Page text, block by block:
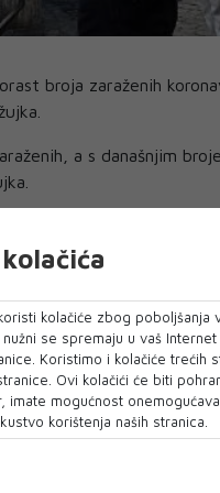
broja zaraženih
a s današnjim
343.700 ljudi. Umrlo
zaštite.
da Italija bolje od
drugi val zaraze.
zaraza bio je ispod 2.000.
mjere, uvela je
stanje u zemlji do
su na lokalnoj razini
kolačiće zbog poboljšanja
se spremaju u vaš
Koristimo i kolačiće trećih
Ovi kolačići će biti
imate mogućnost
korištenja naših stranica.